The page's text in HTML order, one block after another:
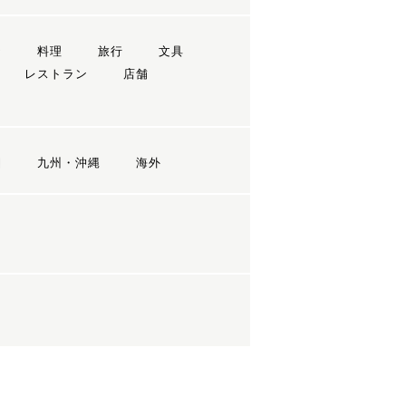
料理 旅行
文具
レストラン
店舗
九州・沖縄 海外